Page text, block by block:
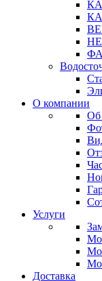
О компании
Об
Услуги
Доставка